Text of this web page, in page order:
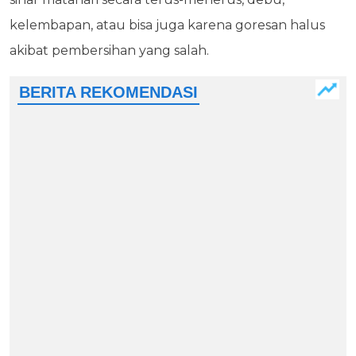
kelembapan, atau bisa juga karena goresan halus
akibat pembersihan yang salah.